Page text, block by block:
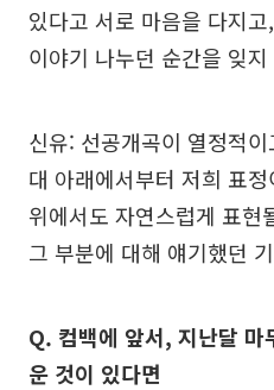
있다고 서로 마음을 다지
이야기 나누던 순간을 잊
신유: 선공개곡이 열정적
대 아래에서부터 저희 표
위에서도 자연스럽게 표현
그 부분에 대해 얘기했던
Q. 컴백에 앞서, 지난달 마
운 것이 있다면